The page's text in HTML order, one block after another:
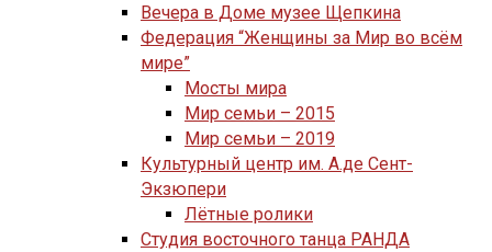
Вечера в Доме музее Щепкина
Федерация “Женщины за Мир во всём
мире”
Мосты мира
Мир семьи – 2015
Мир семьи – 2019
Культурный центр им. А.де Сент-
Экзюпери
Лётные ролики
Студия восточного танца РАНДА